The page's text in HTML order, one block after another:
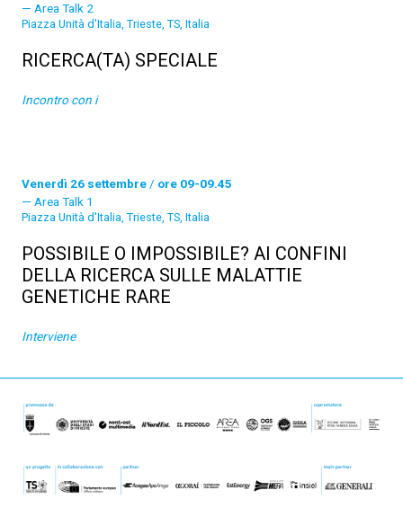
Area Talk 2
Piazza Unità d'Italia, Trieste, TS, Italia
RICERCA(TA) SPECIALE
Incontro con i
Venerdì 26 settembre / ore 09-09.45
Area Talk 1
Piazza Unità d'Italia, Trieste, TS, Italia
POSSIBILE O IMPOSSIBILE? AI CONFINI
DELLA RICERCA SULLE MALATTIE
GENETICHE RARE
Interviene